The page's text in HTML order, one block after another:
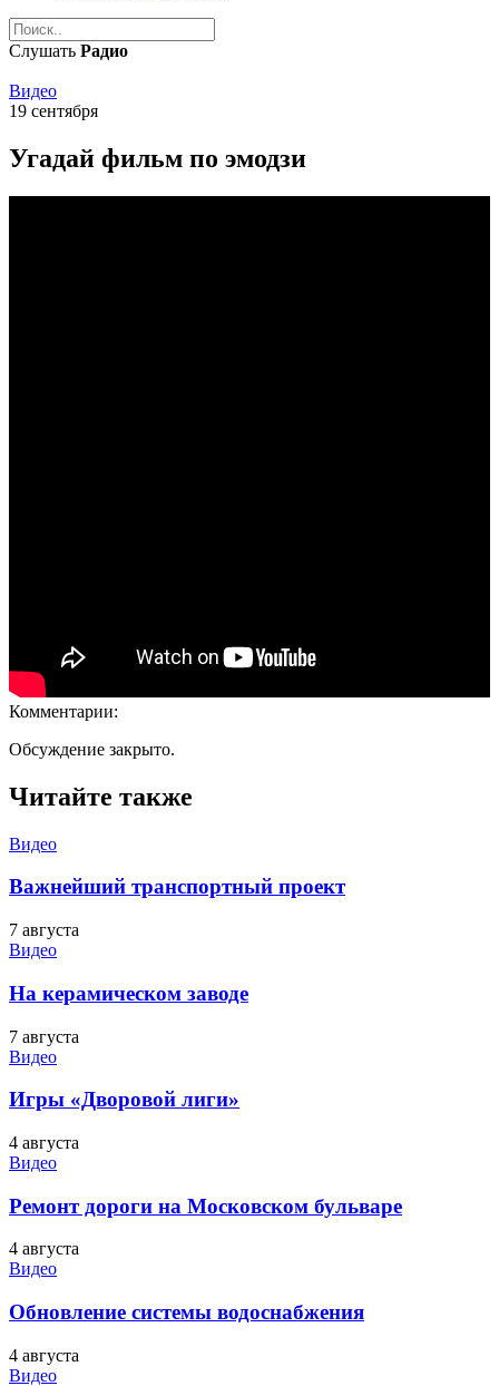
Слушать Радио
Видео
19 сентября
Угадай фильм по эмодзи
Комментарии:
Обсуждение закрыто.
Читайте также
Видео
Важнейший транспортный проект
7 августа
Видео
На керамическом заводе
7 августа
Видео
Игры «Дворовой лиги»
4 августа
Видео
Ремонт дороги на Московском бульваре
4 августа
Видео
Обновление системы водоснабжения
4 августа
Видео